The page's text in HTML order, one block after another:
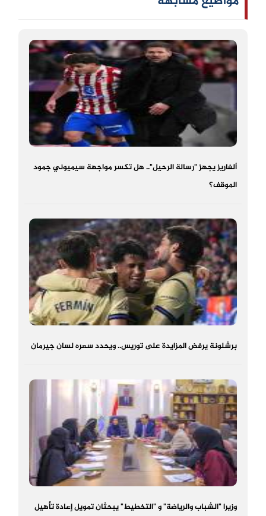
ألفاريز يجهز "رسالة الرحيل".. هل تكسر مواجهة سيميوني جمود
الموقف؟
برشلونة يرفض المزايدة على توريس.. ويحدد سعره لسان جيرمان
وزيرا "الشباب والرياضة" و "التخطيط" يبحثان تمويل إعادة تأهيل